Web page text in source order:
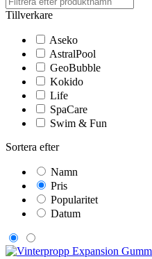
Tillverkare
Aseko
AstralPool
GeoBubble
Kokido
Life
SpaCare
Swim & Fun
Sortera efter
Namn
Pris
Popularitet
Datum